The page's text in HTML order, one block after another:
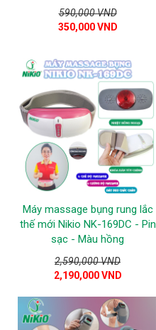
590,000 VND
350,000 VND
Máy massage bụng rung lắc
thế mới Nikio NK-169DC - Pin
sạc - Màu hồng
2,590,000 VND
2,190,000 VND